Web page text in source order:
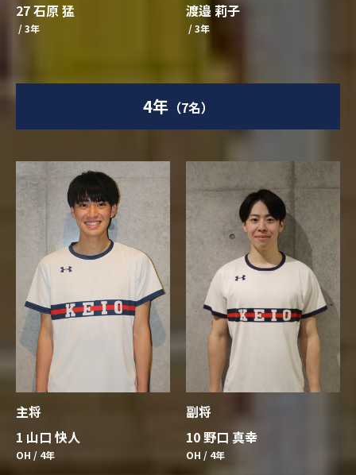
27 石原 猛
/ 3年
渡邉 莉子
/ 3年
4年（7名）
副将
10 野口 真幸
OH / 4年
主将
1 山口 快人
OH / 4年